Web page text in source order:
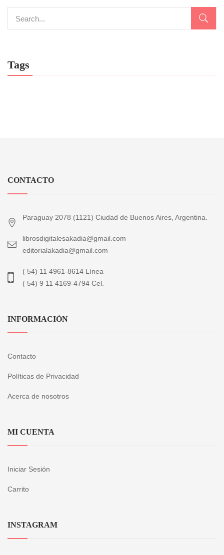
Tags
CONTACTO
Paraguay 2078 (1121) Ciudad de Buenos Aires, Argentina.
librosdigitalesakadia@gmail.com
editorialakadia@gmail.com
( 54) 11 4961-8614 Línea
( 54) 9 11 4169-4794 Cel.
INFORMACIÓN
Contacto
Políticas de Privacidad
Acerca de nosotros
MI CUENTA
Iniciar Sesión
Carrito
INSTAGRAM